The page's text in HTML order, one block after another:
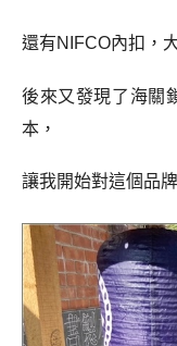
還有NIFCO內扣，
後來又發現了海關
本，
讓我開始對這個品